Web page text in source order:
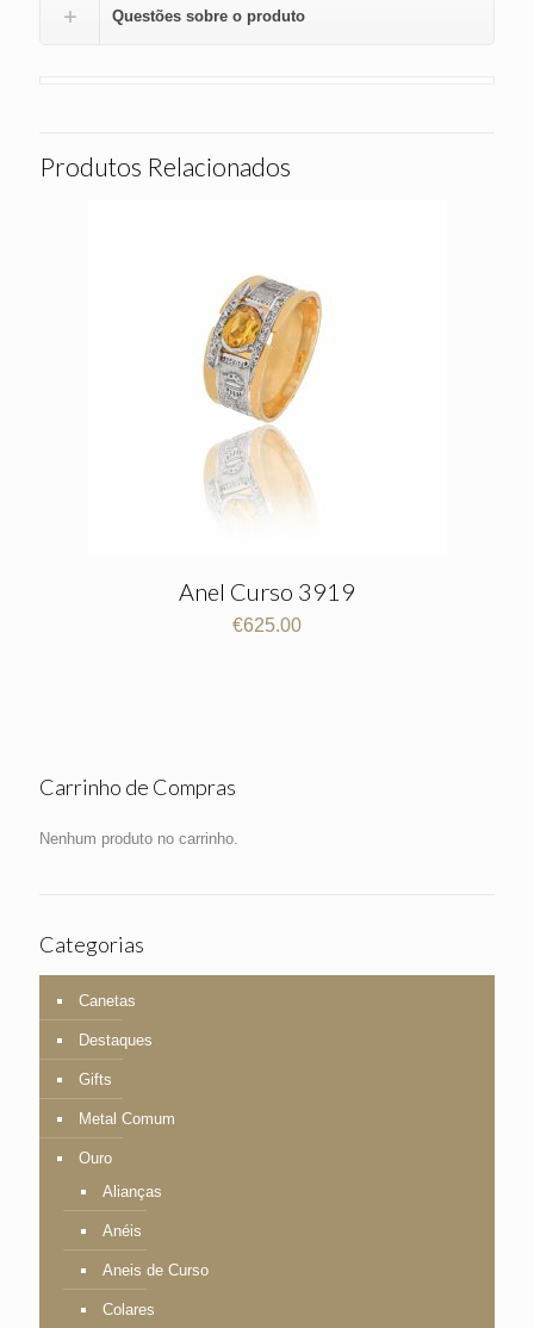
Questões sobre o produto
Produtos Relacionados
Anel Curso 3919
€625.00
Carrinho de Compras
Nenhum produto no carrinho.
Categorias
Canetas
Destaques
Gifts
Metal Comum
Ouro
Alianças
Anéis
Aneis de Curso
Colares